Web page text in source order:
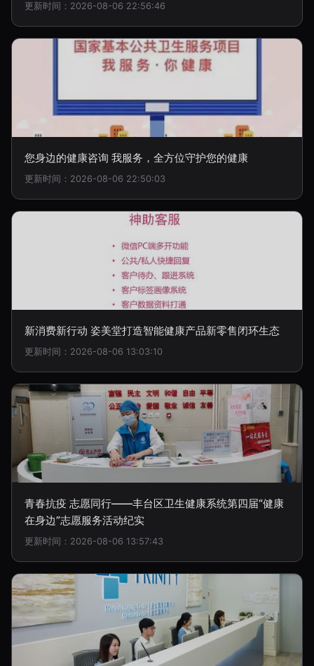
更新时间：2026-08-06 22:56:46
您身边的健康咨询 我服务，全方位守护您的健康
更新时间：2026-08-06 22:50:03
新消费新行动 姿美堂打造智能健康产品新零售闭环生态
更新时间：2026-08-06 13:03:10
青春抗疫 志愿同行——丰台区卫生健康系统第四届“健康
在身边”志愿服务活动纪实
更新时间：2026-08-06 13:57:43